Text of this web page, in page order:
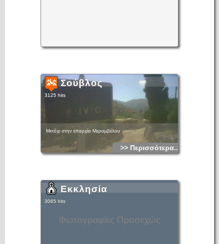
Σούβλος
3125 hits
Μετόχι στην επαρχία Μεραμβέλου
>> Περισσότερα...
Φωτογραφίες Προσεχώς
Εκκλησία
3065 hits